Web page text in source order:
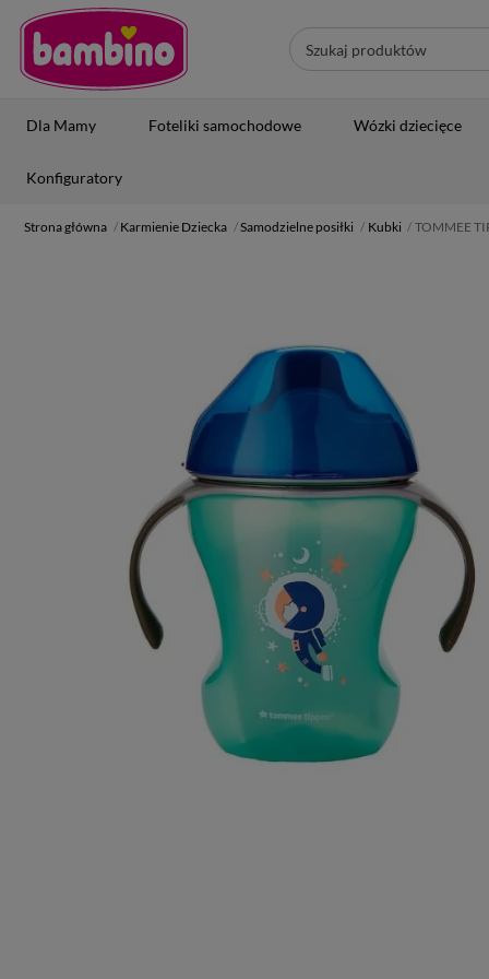
Dla Mamy Foteliki samochodowe Wózki dziecięce
Konfiguratory
Strona główna Karmienie Dziecka Samodzielne posiłki Kubki TOMMEE